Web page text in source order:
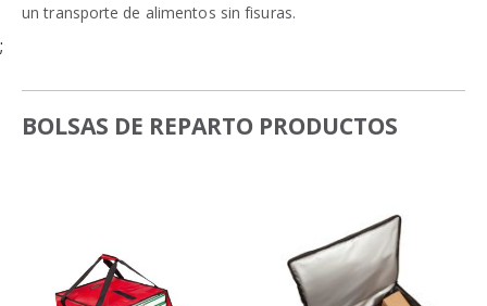
un transporte de alimentos sin fisuras.
;
BOLSAS DE REPARTO PRODUCTOS